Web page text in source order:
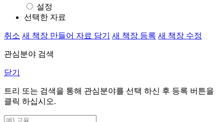
설정
선택한 자료
취소 새 책장 만들어 자료 담기 새 책장 등록 새 책장 수정
관심분야 검색
닫기
트리 또는 검색을 통해 관심분야를 선택 하신 후 등록 버튼을
클릭 하십시오.